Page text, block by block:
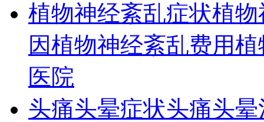
植物神经紊乱症状植物
因植物神经紊乱费用植
医院
头痛头晕症状头痛头